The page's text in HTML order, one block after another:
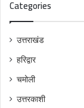
Categories
उत्तराखंड
हरिद्वार
चमोली
उत्तरकाशी